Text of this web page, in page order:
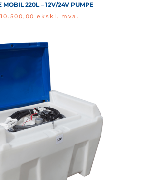
MOBIL 220L – 12V/24V PUMPE
10.500,00 ekskl. mva.